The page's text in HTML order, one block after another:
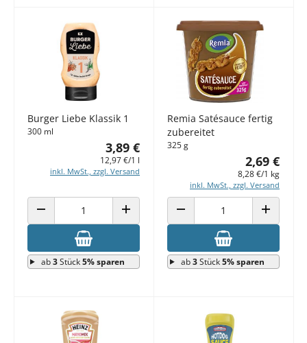
Burger Liebe Klassik 1
300 ml
3,89 €
12,97 €/1 l
inkl. MwSt., zzgl. Versand
ANZAHL VERRINGERN ANZAHL ERHÖHEN
ab3Stück5% sparen
Remia Satésauce fertig
zubereitet
325 g
2,69 €
8,28 €/1 kg
inkl. MwSt., zzgl. Versand
ANZAHL VERRINGERN ANZAHL
ab3Stück5% sparen